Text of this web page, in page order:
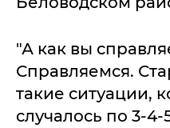
"А как вы
Справляемся.
такие ситуации,
случалось по 3-